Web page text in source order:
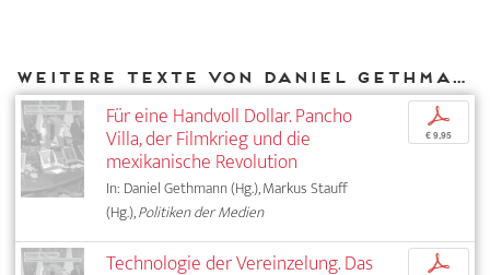
Weitere Texte von Daniel Gethmann bei DIAPHANES
Für eine Handvoll Dollar. Pancho
Villa, der Filmkrieg und die
mexikanische Revolution
In: Daniel Gethmann (Hg.), Markus Stauff
(Hg.),Politiken der Medien
p
€ 9,95
Technologie der Vereinzelung. Das p